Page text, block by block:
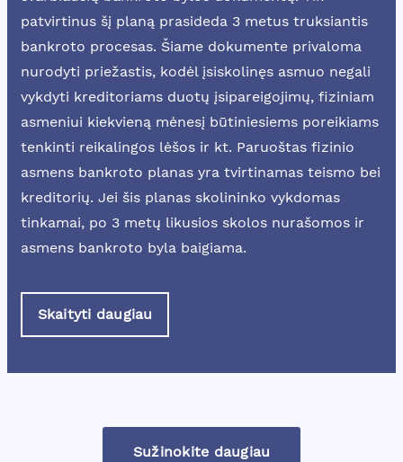
patvirtinus šį planą prasideda 3 metus truksiantis
bankroto procesas. Šiame dokumente privaloma
nurodyti priežastis, kodėl įsiskolinęs asmuo negali
vykdyti kreditoriams duotų įsipareigojimų, fiziniam
asmeniui kiekvieną mėnesį būtiniesiems poreikiams
tenkinti reikalingos lėšos ir kt. Paruoštas fizinio
asmens bankroto planas yra tvirtinamas teismo bei
kreditorių. Jei šis planas skolininko vykdomas
tinkamai, po 3 metų likusios skolos nurašomos ir
asmens bankroto byla baigiama.
Skaityti daugiau
Sužinokite daugiau